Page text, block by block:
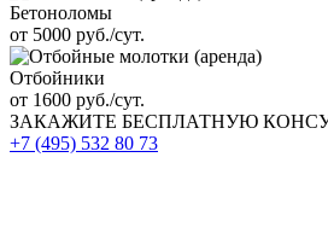
Бетоноломы
от 5000 руб./сут.
Отбойники
от 1600 руб./сут.
ЗАКАЖИТЕ БЕСПЛАТНУЮ
+7 (495) 532 80 73